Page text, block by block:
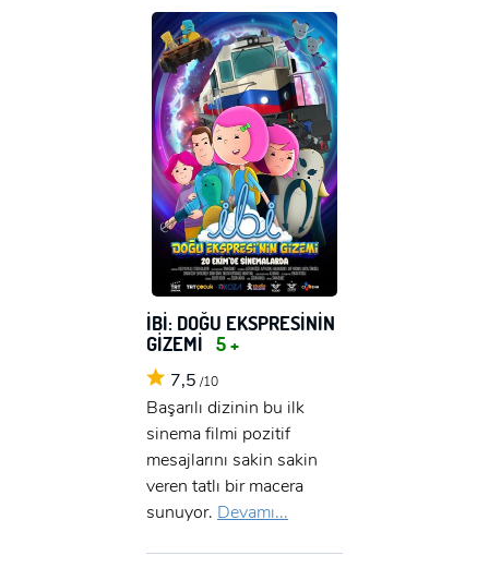
İBİ: DOĞU EKSPRESİNİN
GİZEMİ 5 +
7,5 /10
Başarılı dizinin bu ilk
sinema filmi pozitif
mesajlarını sakin sakin
veren tatlı bir macera
sunuyor. Devamı...